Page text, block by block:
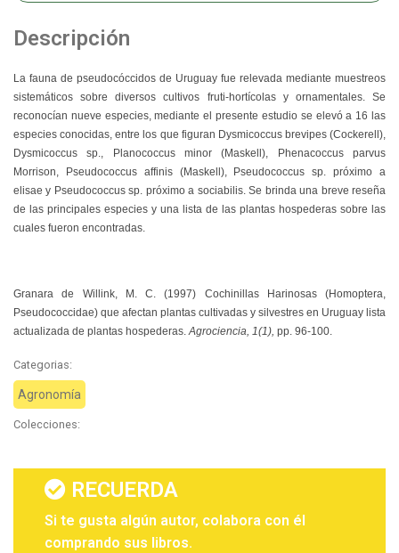
Descripción
La fauna de pseudocóccidos de Uruguay fue relevada mediante muestreos
sistemáticos sobre diversos cultivos fruti-hortícolas y ornamentales. Se
reconocían nueve especies, mediante el presente estudio se elevó a 16 las
especies conocidas, entre los que figuran Dysmicoccus brevipes (Cockerell),
Dysmicoccus sp., Planococcus minor (Maskell), Phenacoccus parvus
Morrison, Pseudococcus affinis (Maskell), Pseudococcus sp. próximo a
elisae y Pseudococcus sp. próximo a sociabilis. Se brinda una breve reseña
de las principales especies y una lista de las plantas hospederas sobre las
cuales fueron encontradas.
Granara de Willink, M. C. (1997) Cochinillas Harinosas (Homoptera,
Pseudococcidae) que afectan plantas cultivadas y silvestres en Uruguay lista
actualizada de plantas hospederas.Agrociencia, 1(1), pp. 96-100.
Categorias:
Agronomía
Colecciones:
RECUERDA
Si te gusta algún autor, colabora con él
comprando sus libros.